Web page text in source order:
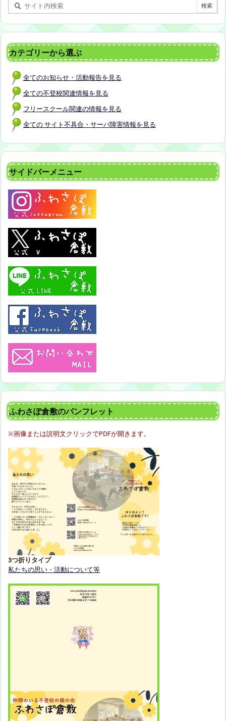
年7月24日（金）17:00まで お申し込みはこちら
h
カテゴリーから選ぶ
全てのお知らせ・活動報告を見る
全ての不登校関連情報を見る
フリースクール関連の情報を見る
全ての サイト不具合・サーバ障害情報を見る
サイドバーメニュー
ふわさぽ倉敷のパンフレット
※画像または説明文クリックでPDFが開きます。
3つ折りタイプ
私たちの思い・活動について等